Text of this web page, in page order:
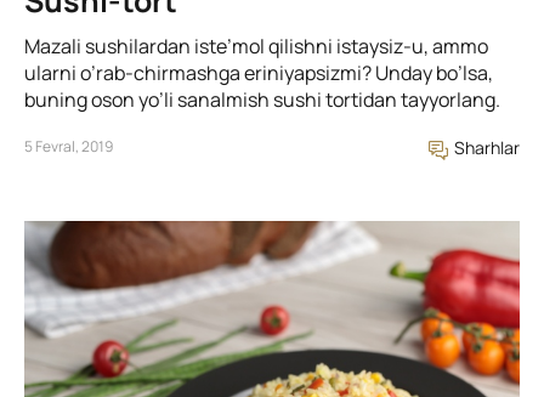
Mazali sushilardan iste’mol qilishni istaysiz-u, ammo
ularni o’rab-chirmashga eriniyapsizmi? Unday bo’lsa,
buning oson yo’li sanalmish sushi tortidan tayyorlang.
5 Fevral, 2019 Sharhlar